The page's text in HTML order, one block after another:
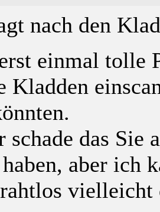
nach den
einmal tolle
Kladden
schade das Sie
aber ich
vielleicht